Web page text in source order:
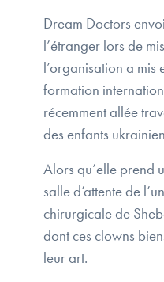
Dream Doctors
l’étranger lors de
l’organisation a mis
formation
récemment allée
des enfants
Alors qu’elle prend
salle d’attente de
chirurgicale de
dont ces clowns
leur art.